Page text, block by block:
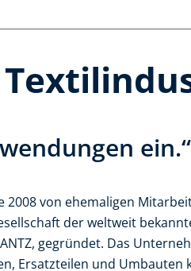
ein.“
2008 von ehemaligen
der weltweit
gegründet. Das
Ersatzteilen und Umbauten